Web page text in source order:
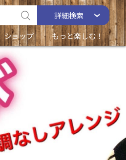
詳細検索
ショップ もっと楽しむ！